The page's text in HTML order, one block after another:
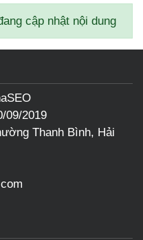
cập nhật nội dung
09/2019
Thanh Bình, Hải